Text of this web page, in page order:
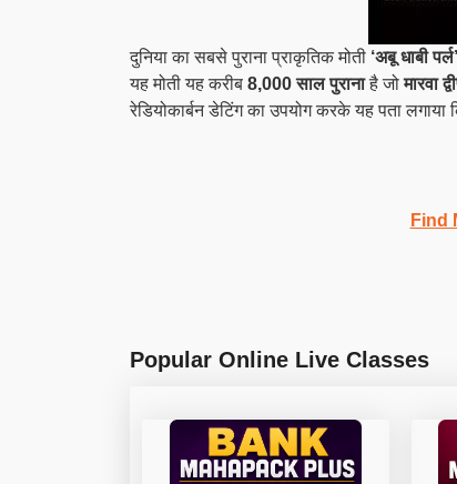
दुनिया का सबसे पुराना प्राकृतिक मोती ‘अबू धाबी पर्ल’
यह मोतीयह करीब 8,000 साल पुरानाहै जोमारवा
रेडियोकार्बन डेटिंग का उपयोग करके यह पता लगाया
Find
Popular Online Live Classes